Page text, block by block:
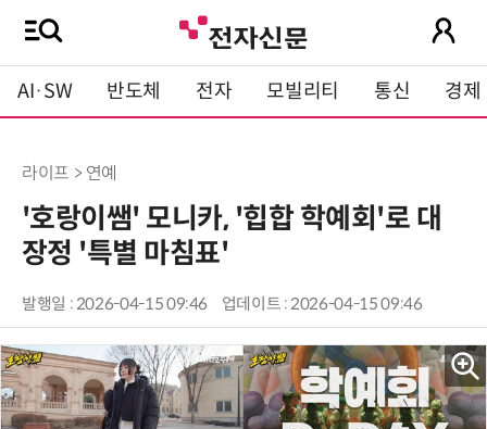
AI·SW 반도체 전자 모빌리티 통신 경제
라이프 > 연예
'호랑이쌤' 모니카, '힙합 학예회'로 대
장정 '특별 마침표'
발행일 : 2026-04-15 09:46 업데이트 : 2026-04-15 09:46